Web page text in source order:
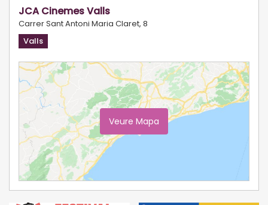
JCA Cinemes Valls
Carrer Sant Antoni Maria Claret, 8
Valls
Veure Mapa